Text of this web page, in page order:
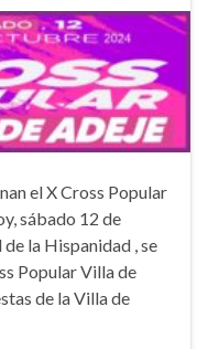
el X Cross Popular
sábado 12 de
la Hispanidad , se
Popular Villa de
de la Villa de